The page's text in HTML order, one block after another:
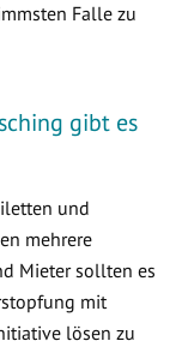
Falle zu
gibt es
und
mehrere
Mieter sollten es
mit
lösen zu